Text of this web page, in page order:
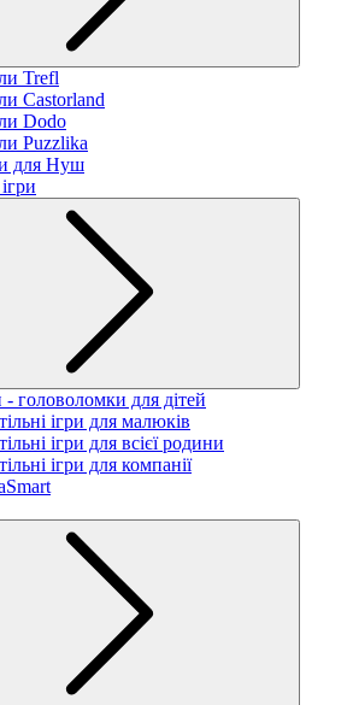
Trefl
Castorland
Dodo
Puzzlika
для Нуш
- головоломки для дітей
ігри для малюків
ігри для всієї родини
ігри для компанії